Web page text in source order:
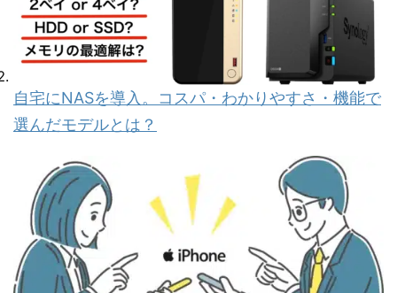
自宅にNASを導入。コスパ・わかりやすさ・機能で
選んだモデルとは？